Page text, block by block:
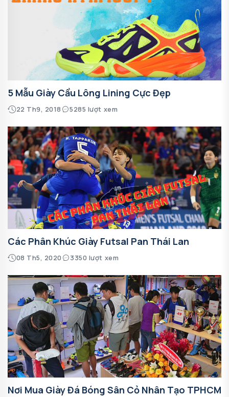
5 Mẫu Giày Cầu Lông Lining Cực Đẹp
22 Th9, 2018 5285 lượt xem
Các Phân Khúc Giày Futsal Pan Thái Lan
08 Th5, 2020 3350 lượt xem
Nơi Mua Giày Đá Bóng Sân Cỏ Nhân Tạo TPHCM